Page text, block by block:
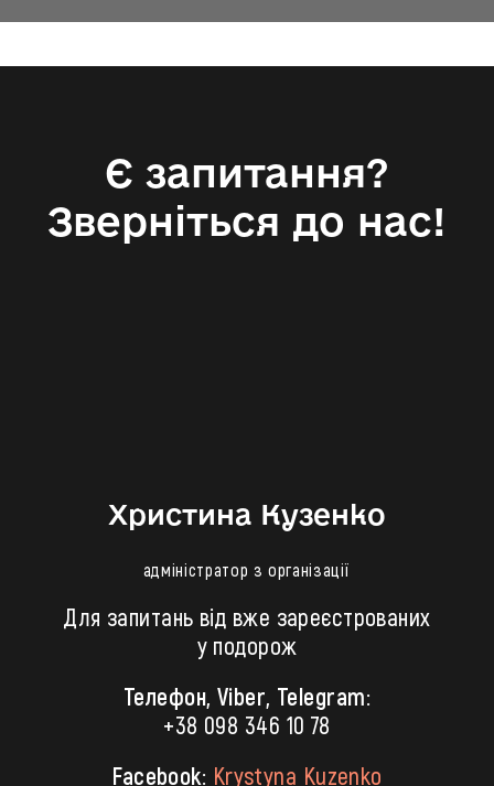
Є запитання?
Зверніться до нас!
Христина Кузенко
адміністратор з організації
Для запитань від вже зареєстрованих
у подорож
Телефон, Viber, Telegram:
+38 098 346 10 78
Facebook: Krystyna Kuzenko